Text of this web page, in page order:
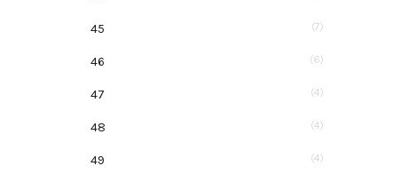
45 (7)
46 (6)
47 (4)
48 (4)
49 (4)